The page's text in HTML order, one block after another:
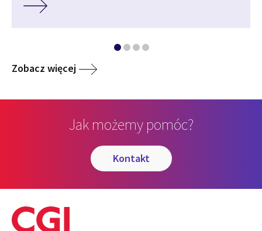
Zobacz więcej
Jak możemy pomóc?
kontakt